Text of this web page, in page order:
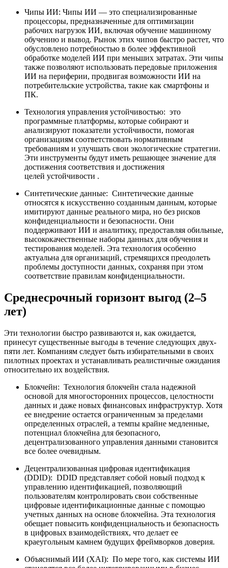
Чипы ИИ: Чипы ИИ — это специализированные
процессоры, предназначенные для оптимизации
рабочих нагрузок ИИ, включая обучение машинному
обучению и вывод. Рынок этих чипов быстро растет, что
обусловлено потребностью в более эффективной
обработке моделей ИИ при меньших затратах. Эти чипы
также позволяют использовать передовые приложения
ИИ на периферии, продвигая возможности ИИ на
потребительские устройства, такие как смартфоны и
ПК.
Технология управления устойчивостью: это
программные платформы, которые собирают и
анализируют показатели устойчивости, помогая
организациям соответствовать нормативным
требованиям и улучшать свои экологические стратегии.
Эти инструменты будут иметь решающее значение для
достижения соответствия и достижения
целей устойчивости .
Синтетические данные: Синтетические данные
относятся к искусственно созданным данным, которые
имитируют данные реального мира, но без рисков
конфиденциальности и безопасности. Они
поддерживают ИИ и аналитику, предоставляя обильные,
высококачественные наборы данных для обучения и
тестирования моделей. Эта технология особенно
актуальна для организаций, стремящихся преодолеть
проблемы доступности данных, сохраняя при этом
соответствие правилам конфиденциальности.
Среднесрочный горизонт выгод (2–5
лет)
Эти технологии быстро развиваются и, как ожидается,
принесут существенные выгоды в течение следующих двух-
пяти лет. Компаниям следует быть избирательными в своих
пилотных проектах и ​​устанавливать реалистичные ожидания
относительно их воздействия.
Блокчейн: Технология блокчейн стала надежной
основой для многосторонних процессов, целостности
данных и даже новых финансовых инфраструктур. Хотя
ее внедрение остается ограниченным за пределами
определенных отраслей, а темпы крайне медленные,
потенциал блокчейна для безопасного,
децентрализованного управления данными становится
все более очевидным.
Децентрализованная цифровая идентификация
(DDID): DDID представляет собой новый подход к
управлению идентификацией, позволяющий
пользователям контролировать свои собственные
цифровые идентификационные данные с помощью
учетных данных на основе блокчейна. Эта технология
обещает повысить конфиденциальность и безопасность
в цифровых взаимодействиях, что делает ее
краеугольным камнем будущих фреймворков доверия.
Объяснимый ИИ (XAI): По мере того, как системы ИИ